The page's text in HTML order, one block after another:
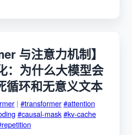
与注意力机制】
：为什么大模型会
循环和无意义文本
| #transformer#attention
#causal-mask#kv-cache